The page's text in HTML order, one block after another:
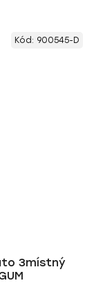
3místný
Kód: 900545-D